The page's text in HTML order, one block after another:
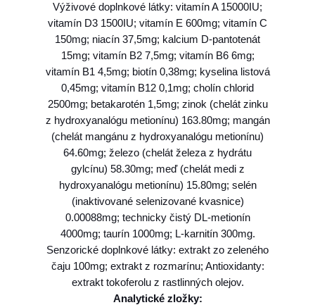
(
G
F
)
a
d
u
l
t
m
i
n
i
,
b
o
a
r
Výživové doplnkové látky: vitamín A 15000IU;
vitamín D3 1500IU; vitamín E 600mg; vitamín C
150mg; niacín 37,5mg; kalcium D-pantotenát
15mg; vitamín B2 7,5mg; vitamín B6 6mg;
vitamín B1 4,5mg; biotín 0,38mg; kyselina listová
0,45mg; vitamín B12 0,1mg; cholín chlorid
2500mg; betakarotén 1,5mg; zinok (chelát zinku
z hydroxyanalógu metionínu) 163.80mg; mangán
(chelát mangánu z hydroxyanalógu metionínu)
64.60mg; železo (chelát železa z hydrátu
gylcínu) 58.30mg; meď (chelát medi z
hydroxyanalógu metionínu) 15.80mg; selén
(inaktivované selenizované kvasnice)
0.00088mg; technicky čistý DL-metionín
4000mg; taurín 1000mg; L-karnitín 300mg.
Senzorické doplnkové látky: extrakt zo zeleného
čaju 100mg; extrakt z rozmarínu; Antioxidanty:
extrakt tokoferolu z rastlinných olejov.
Analytické zložky: